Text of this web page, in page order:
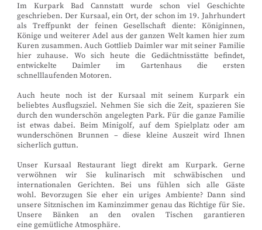
Im Kurpark Bad Cannstatt wurde schon viel Geschichte
geschrieben. Der Kursaal, ein Ort, der schon im 19. Jahrhundert
als Treffpunkt der feinen Gesellschaft diente: Königinnen,
Könige und weiterer Adel aus der ganzen Welt kamen hier zum
Kuren zusammen. Auch Gottlieb Daimler war mit seiner Familie
hier zuhause. Wo sich heute die Gedächtnisstätte befindet,
entwickelte Daimler im Gartenhaus die ersten
schnelllaufenden Motoren.
Auch heute noch ist der Kursaal mit seinem Kurpark ein
beliebtes Ausflugsziel. Nehmen Sie sich die Zeit, spazieren Sie
durch den wunderschön angelegten Park. Für die ganze Familie
ist etwas dabei. Beim Minigolf, auf dem Spielplatz oder am
wunderschönen Brunnen – diese kleine Auszeit wird Ihnen
sicherlich guttun.
Unser Kursaal Restaurant liegt direkt am Kurpark. Gerne
verwöhnen wir Sie kulinarisch mit schwäbischen und
internationalen Gerichten. Bei uns fühlen sich alle Gäste
wohl. Bevorzugen Sie eher ein uriges Ambiente? Dann sind
unsere Sitznischen im Kaminzimmer genau das Richtige für Sie.
Unsere Bänken an den ovalen Tischen garantieren
eine gemütliche Atmosphäre.